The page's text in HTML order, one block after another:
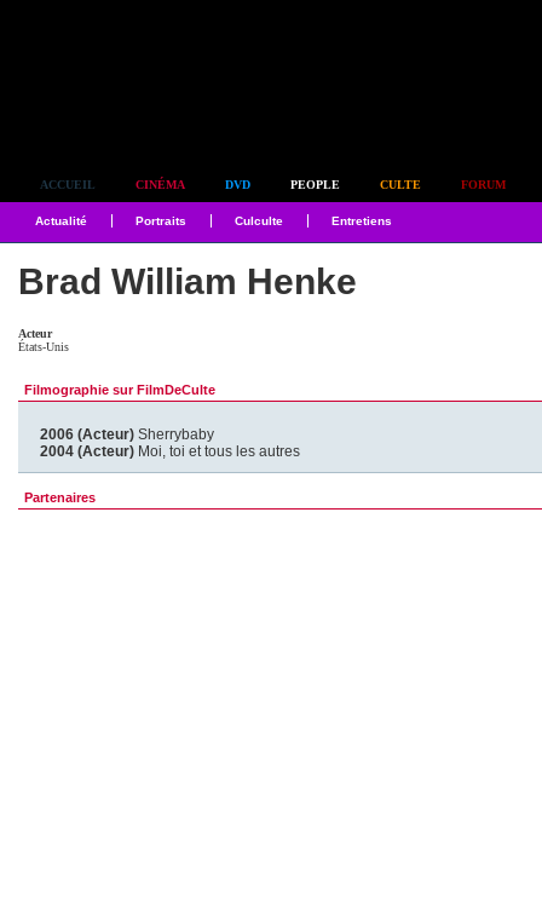
ACCUEIL CINÉMA DVD PEOPLE CULTE FORUM
Actualité Portraits Culculte Entretiens
Brad William Henke
Acteur
États-Unis
Filmographie sur FilmDeCulte
2006 (Acteur) Sherrybaby
2004 (Acteur) Moi, toi et tous les autres
Partenaires